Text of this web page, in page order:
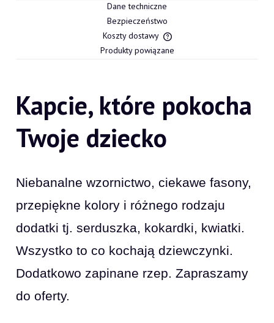
Dane techniczne
Bezpieczeństwo
Koszty dostawy
Produkty powiązane
Kapcie, które pokocha
Twoje dziecko
Niebanalne wzornictwo, ciekawe fasony,
przepiękne kolory i różnego rodzaju
dodatki tj. serduszka, kokardki, kwiatki.
Wszystko to co kochają dziewczynki.
Dodatkowo zapinane rzep. Zapraszamy
do oferty.